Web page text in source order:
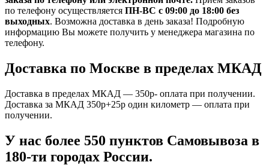
по телефону осуществляется ПН-ВС с 09:00 до 18:00 без
выходных. Возможна доставка в день заказа! Подробную
информацию Вы можете получить у менеджера магазина по
телефону.
Доставка по Москве в пределах МКАД
Доставка в пределах МКАД — 350р- оплата при получении.
Доставка за МКАД 350р+25р один километр — оплата при
получении.
У нас более 550 пунктов Самовывоза в
180-ти городах России.